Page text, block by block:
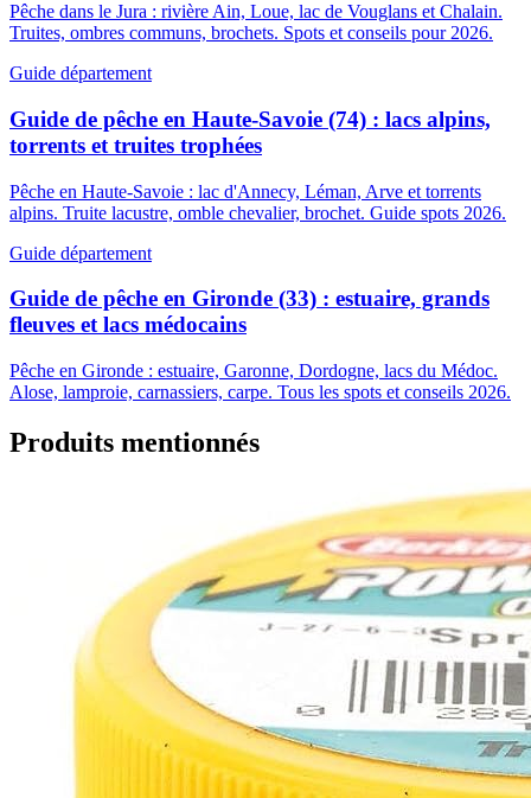
Pêche dans le Jura : rivière Ain, Loue, lac de Vouglans et Chalain.
Truites, ombres communs, brochets. Spots et conseils pour 2026.
Guide département
Guide de pêche en Haute-Savoie (74) : lacs alpins,
torrents et truites trophées
Pêche en Haute-Savoie : lac d'Annecy, Léman, Arve et torrents
alpins. Truite lacustre, omble chevalier, brochet. Guide spots 2026.
Guide département
Guide de pêche en Gironde (33) : estuaire, grands
fleuves et lacs médocains
Pêche en Gironde : estuaire, Garonne, Dordogne, lacs du Médoc.
Alose, lamproie, carnassiers, carpe. Tous les spots et conseils 2026.
Produits mentionnés